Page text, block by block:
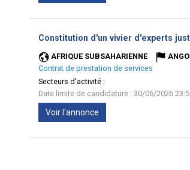
Constitution d'un vivier d'experts
AFRIQUE SUBSAHARIENNE
Contrat de prestation de services
Secteurs d'activité :
Date limite de candidature : 30/06/2026
Voir l'annonce